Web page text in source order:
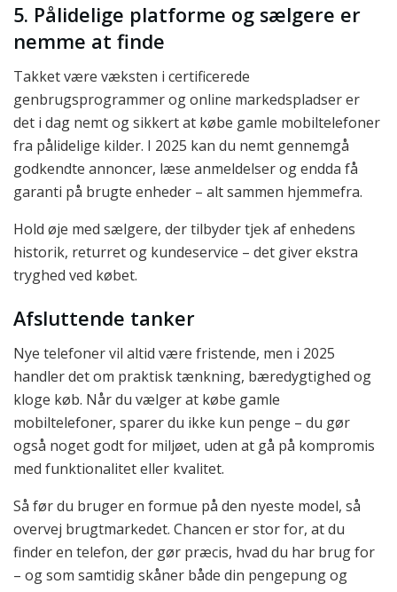
5. Pålidelige platforme og sælgere er
nemme at finde
Takket være væksten i certificerede
genbrugsprogrammer og online markedspladser er
det i dag nemt og sikkert at købe gamle mobiltelefoner
fra pålidelige kilder. I 2025 kan du nemt gennemgå
godkendte annoncer, læse anmeldelser og endda få
garanti på brugte enheder – alt sammen hjemmefra.
Hold øje med sælgere, der tilbyder tjek af enhedens
historik, returret og kundeservice – det giver ekstra
tryghed ved købet.
Afsluttende tanker
Nye telefoner vil altid være fristende, men i 2025
handler det om praktisk tænkning, bæredygtighed og
kloge køb. Når du vælger at købe gamle
mobiltelefoner, sparer du ikke kun penge – du gør
også noget godt for miljøet, uden at gå på kompromis
med funktionalitet eller kvalitet.
Så før du bruger en formue på den nyeste model, så
overvej brugtmarkedet. Chancen er stor for, at du
finder en telefon, der gør præcis, hvad du har brug for
– og som samtidig skåner både din pengepung og